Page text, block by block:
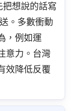
想說的話寫
。多數衝動
，例如運
意力。台灣
效降低反覆